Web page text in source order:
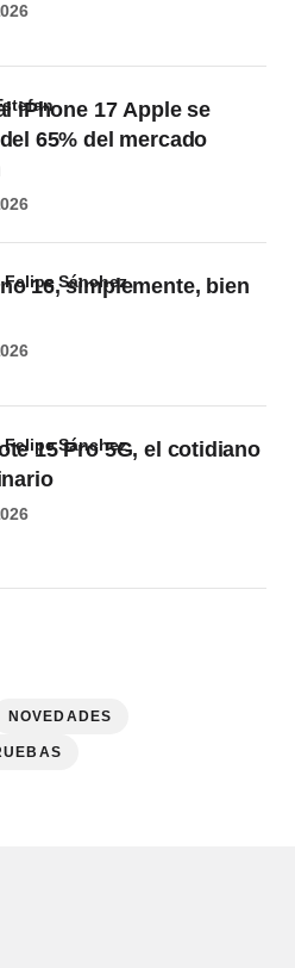
iPhone 17 Apple se
65% del mercado
16, simplemente, bien
Felipe Sánchez
15 Pro 5G, el cotidiano
Felipe Sánchez
NOVEDADES